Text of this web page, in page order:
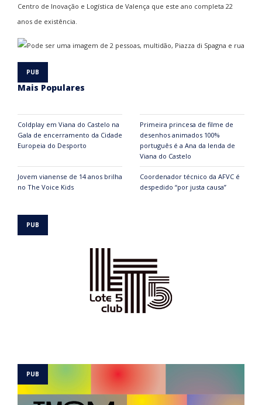
Centro de Inovação e Logística de Valença que este ano completa 22
anos de existência.
Mais Populares
Coldplay em Viana do Castelo na
Gala de encerramento da Cidade
Europeia do Desporto
Primeira princesa de filme de
desenhos animados 100%
português é a Ana da lenda de
Viana do Castelo
Jovem vianense de 14 anos brilha
no The Voice Kids
Coordenador técnico da AFVC é
despedido “por justa causa”